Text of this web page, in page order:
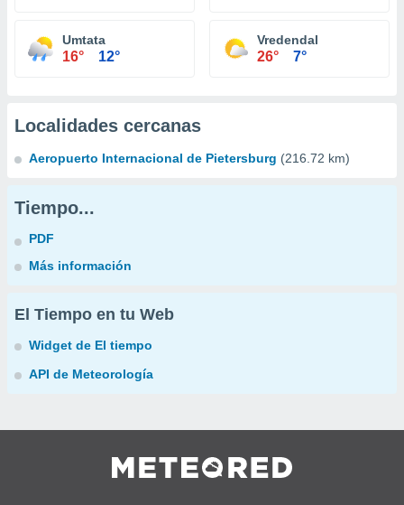
Umtata
16° 12°
Vredendal
26° 7°
Localidades cercanas
Aeropuerto Internacional de Pietersburg (216.72 km)
Tiempo...
PDF
Más información
El Tiempo en tu Web
Widget de El tiempo
API de Meteorología